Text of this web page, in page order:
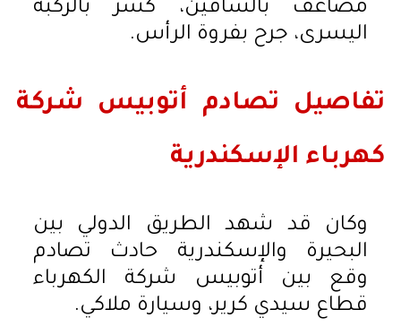
مضاعف بالساقين، كسر بالركبة
اليسرى، جرح بفروة الرأس.
تفاصيل تصادم أتوبيس شركة
كهرباء الإسكندرية
وكان قد شهد الطريق الدولي بين
البحيرة والإسكندرية حادث تصادم
وقع بين أتوبيس شركة الكهرباء
قطاع سيدي كرير، وسيارة ملاكي.